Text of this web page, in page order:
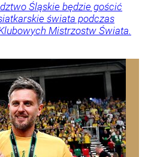
Śląskie będzie gościć
świata podczas
Mistrzostw Świata.